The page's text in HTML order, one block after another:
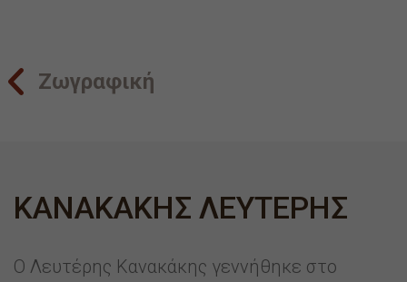
Ζωγραφική
ΚΑΝΑΚΑΚΗΣ ΛΕΥΤΕΡΗΣ
Ο Λευτέρης Κανακάκης γεννήθηκε στο